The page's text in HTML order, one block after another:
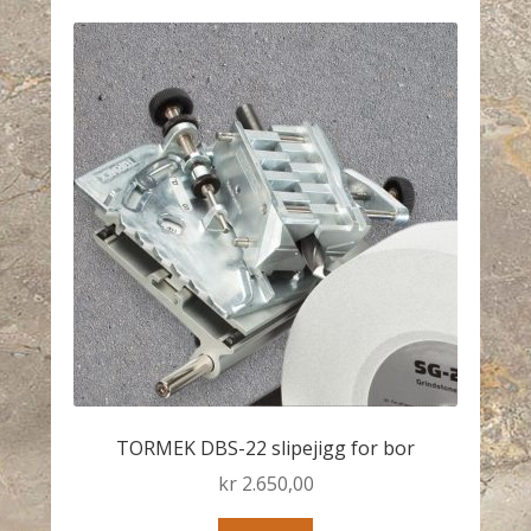
TORMEK DBS-22 slipejigg for bor
kr2.650,00